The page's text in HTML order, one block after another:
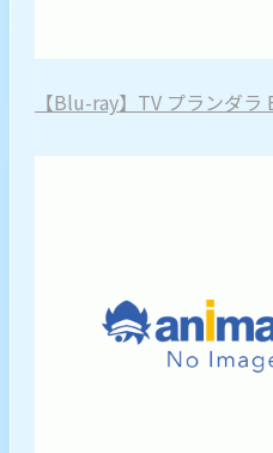
【Blu-ray】TV プランダ